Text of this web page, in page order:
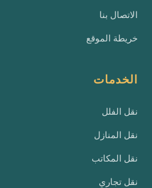
الاتصال بنا
خريطة الموقع
الخدمات
نقل الفلل
نقل المنازل
نقل المكاتب
نقل تجاري